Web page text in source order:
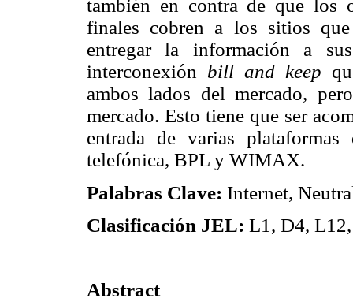
también en contra de que los
finales cobren a los sitios
entregar la información a
interconexión bill and keep
ambos lados del mercado,
mercado. Esto tiene que ser
entrada de varias
telefónica, BPL y WIMAX.
Palabras Clave: Internet,
Clasificación JEL: L1, D4,
Abstract